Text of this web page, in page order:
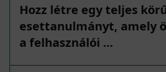
Hozz létre egy teljes
esettanulmányt, amely
a felhasználói …